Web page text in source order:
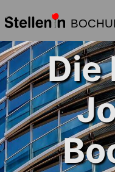
Die